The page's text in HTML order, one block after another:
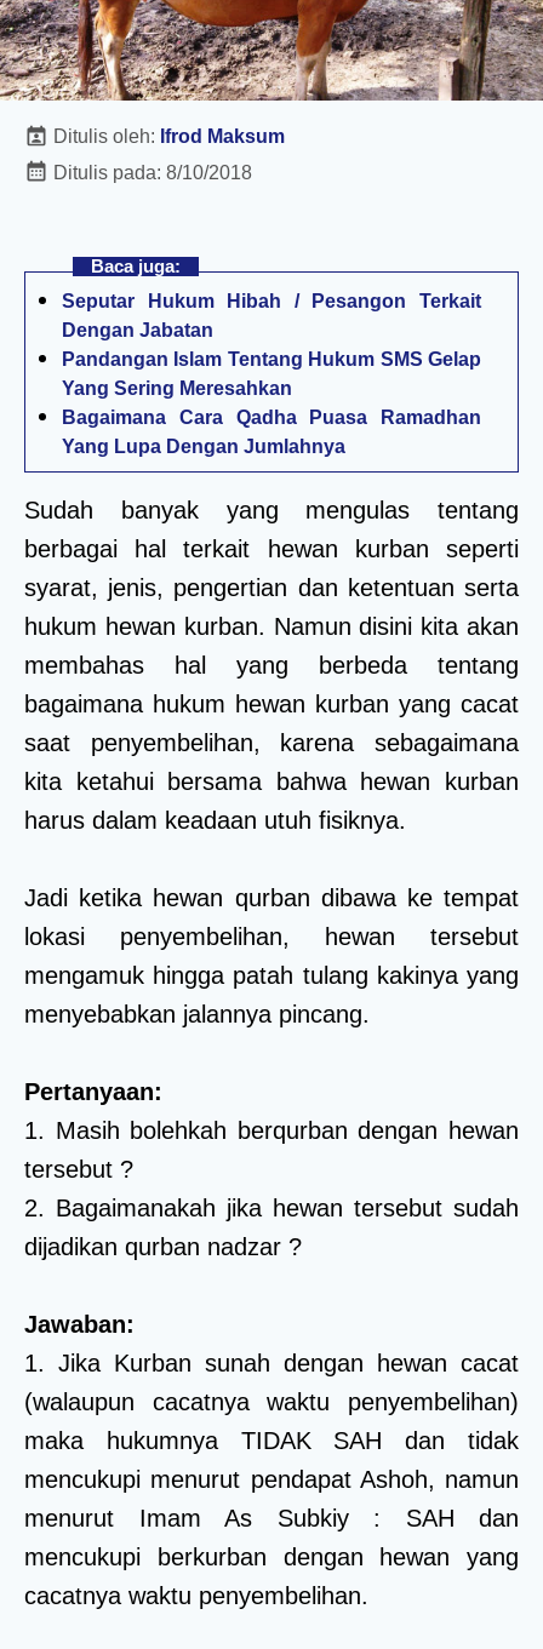
Ditulis oleh: Ifrod Maksum
Ditulis pada: 8/10/2018
Baca juga:
Seputar Hukum Hibah / Pesangon Terkait
Dengan Jabatan
Pandangan Islam Tentang Hukum SMS Gelap
Yang Sering Meresahkan
Bagaimana Cara Qadha Puasa Ramadhan
Yang Lupa Dengan Jumlahnya
Sudah banyak yang mengulas tentang
berbagai hal terkait hewan kurban seperti
syarat, jenis, pengertian dan ketentuan serta
hukum hewan kurban. Namun disini kita akan
membahas hal yang berbeda tentang
bagaimana hukum hewan kurban yang cacat
saat penyembelihan, karena sebagaimana
kita ketahui bersama bahwa hewan kurban
harus dalam keadaan utuh fisiknya.
Jadi ketika hewan qurban dibawa ke tempat
lokasi penyembelihan, hewan tersebut
mengamuk hingga patah tulang kakinya yang
menyebabkan jalannya pincang.
Pertanyaan:
1. Masih bolehkah berqurban dengan hewan
tersebut ?
2. Bagaimanakah jika hewan tersebut sudah
dijadikan qurban nadzar ?
Jawaban:
1. Jika Kurban sunah dengan hewan cacat
(walaupun cacatnya waktu penyembelihan)
maka hukumnya TIDAK SAH dan tidak
mencukupi menurut pendapat Ashoh, namun
menurut Imam As Subkiy : SAH dan
mencukupi berkurban dengan hewan yang
cacatnya waktu penyembelihan.